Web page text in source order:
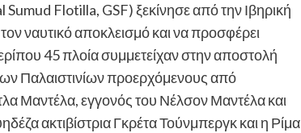
Flotilla, GSF) ξεκίνησε από την Ιβηρική
ναυτικό αποκλεισμό και να προσφέρει
45 πλοία συμμετείχαν στην αποστολή
Παλαιστινίων προερχόμενους από
Μαντέλα, εγγονός του Νέλσον Μαντέλα και
ακτιβίστρια Γκρέτα Τούνμπεργκ και η Ρίμα